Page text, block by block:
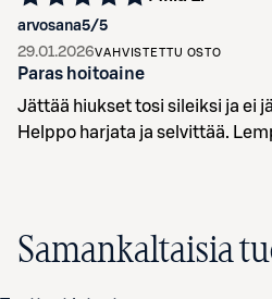
arvosana5/5
29.01.2026VAHVISTETTU OSTO
Paras hoitoaine
Jättää hiukset tosi sileiksi ja ei
Helppo harjata ja selvittää.
Samankaltaisia